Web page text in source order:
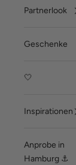
Partnerlook
Geschenke
🤍
Inspirationen
Anprobe in
Hamburg ⚓